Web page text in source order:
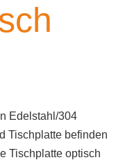
Edelstahl/304
Tischplatte befinden
Tischplatte optisch